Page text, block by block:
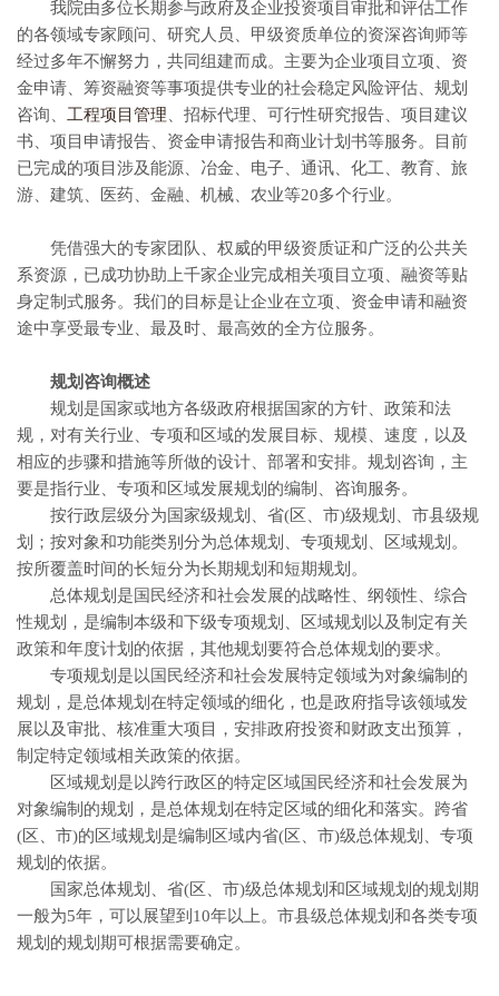
我院由多位长期参与政府及企业投资项目审批和评估工作
的各领域专家顾问、研究人员、甲级资质单位的资深咨询师等
经过多年不懈努力，共同组建而成。主要为企业项目立项、资
金申请、筹资融资等事项提供专业的社会稳定风险评估、规划
咨询、 工程项目管理 、招标代理、可行性研究报告、项目建议
书、项目申请报告、资金申请报告和商业计划书等服务。目前
已完成的项目涉及能源、冶金、电子、通讯、化工、教育、旅
游、建筑、医药、金融、机械、农业等20多个行业。
凭借强大的专家团队、权威的甲级资质证和广泛的公共关
系资源，已成功协助上千家企业完成相关项目立项、融资等贴
身定制式服务。我们的目标是让企业在立项、资金申请和融资
途中享受最专业、最及时、最高效的全方位服务。
规划咨询概述
规划是国家或地方各级政府根据国家的方针、政策和法
规，对有关行业、专项和区域的发展目标、规模、速度，以及
相应的步骤和措施等所做的设计、部署和安排。规划咨询，主
要是指行业、专项和区域发展规划的编制、咨询服务。
按行政层级分为国家级规划、省(区、市)级规划、市县级规
划；按对象和功能类别分为总体规划、专项规划、区域规划。
按所覆盖时间的长短分为长期规划和短期规划。
总体规划是国民经济和社会发展的战略性、纲领性、综合
性规划，是编制本级和下级专项规划、区域规划以及制定有关
政策和年度计划的依据，其他规划要符合总体规划的要求。
专项规划是以国民经济和社会发展特定领域为对象编制的
规划，是总体规划在特定领域的细化，也是政府指导该领域发
展以及审批、核准重大项目，安排政府投资和财政支出预算，
制定特定领域相关政策的依据。
区域规划是以跨行政区的特定区域国民经济和社会发展为
对象编制的规划，是总体规划在特定区域的细化和落实。跨省
(区、市)的区域规划是编制区域内省(区、市)级总体规划、专项
规划的依据。
国家总体规划、省(区、市)级总体规划和区域规划的规划期
一般为5年，可以展望到10年以上。市县级总体规划和各类专项
规划的规划期可根据需要确定。